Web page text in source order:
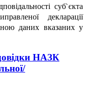
суб`єкта
декларації
даних вказаних у
НАЗК